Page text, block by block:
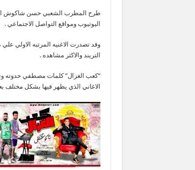
طرح المطرب الشعبي حسن شاكوش احدث
اليوتيوب ومواقع التواصل الاجتماعي .
وقد تصدرت الاغنيه المرتبه الاولي
التريند والاكثر مشاهده .
“كعب الغزال” كلمات مصطفي حدوته
الاغاني الذي يظهر فيها بشكل مختلف